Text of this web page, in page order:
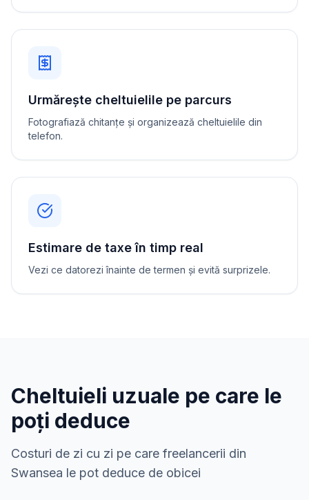
Urmărește cheltuielile pe parcurs
Fotografiază chitanțe și organizează cheltuielile din
telefon.
Estimare de taxe în timp real
Vezi ce datorezi înainte de termen și evită surprizele.
Cheltuieli uzuale pe care le
poți deduce
Costuri de zi cu zi pe care freelancerii din
Swansea le pot deduce de obicei